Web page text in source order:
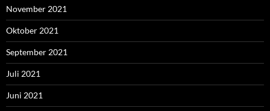
November 2021
Oktober 2021
September 2021
Juli 2021
Juni 2021